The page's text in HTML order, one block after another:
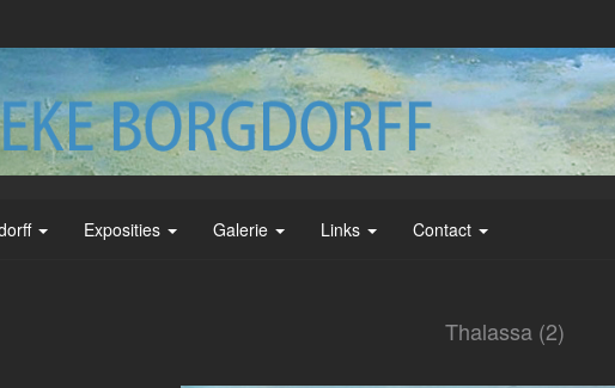
Exposities Galerie Links Contact
Thalassa (2)